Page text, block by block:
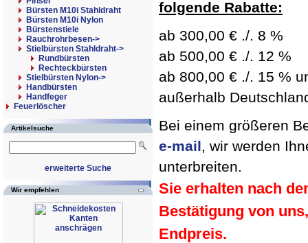
Bürsten M10i Stahldraht
Bürsten M10i Nylon
Bürstenstiele
Rauchrohrbesen->
Stielbürsten Stahldraht->
Rundbürsten
Rechteckbürsten
Stielbürsten Nylon->
Handbürsten
Handfeger
Feuerlöscher
Artikelsuche
erweiterte Suche
Wir empfehlen
folgende Rabatte:
ab 300,00 € ./. 8 %
ab 500,00 € ./. 12 %
ab 800,00 € ./. 15 %
außerhalb
Bei einem größeren
e-mail, wir werden
unterbreiten.
Sie erhalten nach
Bestätigung von
Endpreis.